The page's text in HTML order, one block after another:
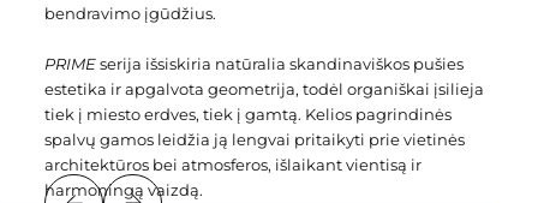
bendravimo įgūdžius.
PRIMEserija išsiskiria natūralia skandinaviškos pušies
estetika ir apgalvota geometrija, todėl organiškai įsilieja
tiek į miesto erdves, tiek į gamtą. Kelios pagrindinės
spalvų gamos leidžia ją lengvai pritaikyti prie vietinės
architektūros bei atmosferos, išlaikant vientisą ir
harmoningą vaizdą.